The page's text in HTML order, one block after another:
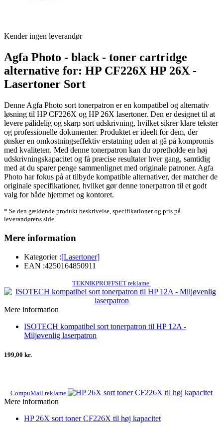
Kender ingen leverandør
Agfa Photo - black - toner cartridge
alternative for: HP CF226X HP 26X -
Lasertoner Sort
Denne Agfa Photo sort tonerpatron er en kompatibel og alternativ
løsning til HP CF226X og HP 26X lasertoner. Den er designet til at
levere pålidelig og skarp sort udskrivning, hvilket sikrer klare tekster
og professionelle dokumenter. Produktet er ideelt for dem, der
ønsker en omkostningseffektiv erstatning uden at gå på kompromis
med kvaliteten. Med denne tonerpatron kan du opretholde en høj
udskrivningskapacitet og få præcise resultater hver gang, samtidig
med at du sparer penge sammenlignet med originale patroner. Agfa
Photo har fokus på at tilbyde kompatible alternativer, der matcher de
originale specifikationer, hvilket gør denne tonerpatron til et godt
valg for både hjemmet og kontoret.
* Se den gældende produkt beskrivelse, specifikationer og pris på
leverandørens side.
Mere information
Kategorier :[Lasertoner]
EAN :4250164850911
TEKNIKPROFFSET reklame
Mere information
ISOTECH kompatibel sort tonerpatron til HP 12A -
Miljøvenlig laserpatron
199,00 kr.
CompuMail reklame
Mere information
HP 26X sort toner CF226X til høj kapacitet